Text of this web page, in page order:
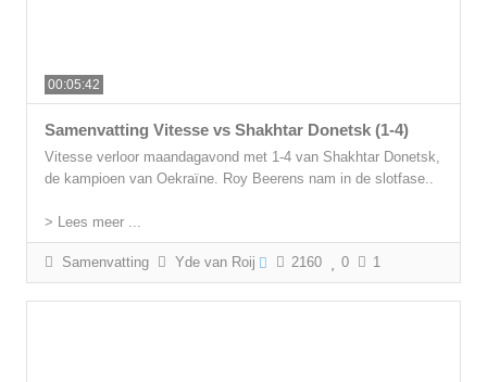
00:05:42
Samenvatting Vitesse vs Shakhtar Donetsk (1-4)
Vitesse verloor maandagavond met 1-4 van Shakhtar Donetsk,
de kampioen van Oekraïne. Roy Beerens nam in de slotfase..
> Lees meer ...
Samenvatting Yde van Roij 2160 0 1